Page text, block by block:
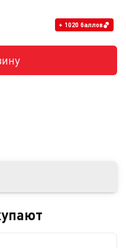
+ 1020 баллов